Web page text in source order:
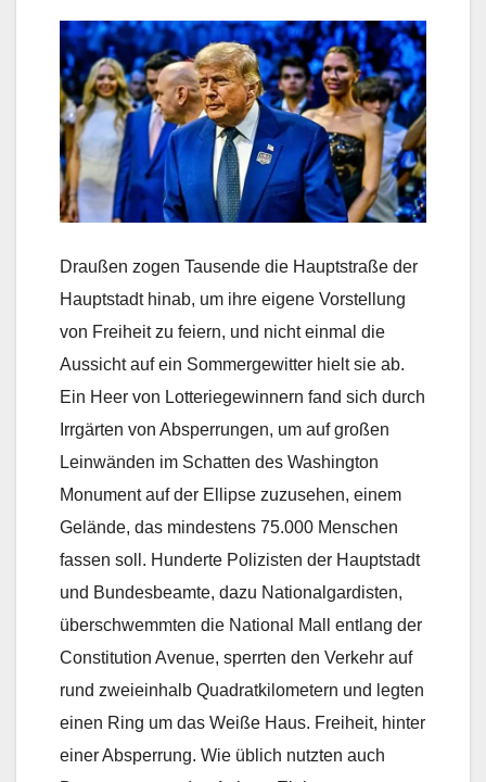
Draußen zogen Tausende die Hauptstraße der
Hauptstadt hinab, um ihre eigene Vorstellung
von Freiheit zu feiern, und nicht einmal die
Aussicht auf ein Sommergewitter hielt sie ab.
Ein Heer von Lotteriegewinnern fand sich durch
Irrgärten von Absperrungen, um auf großen
Leinwänden im Schatten des Washington
Monument auf der Ellipse zuzusehen, einem
Gelände, das mindestens 75.000 Menschen
fassen soll. Hunderte Polizisten der Hauptstadt
und Bundesbeamte, dazu Nationalgardisten,
überschwemmten die National Mall entlang der
Constitution Avenue, sperrten den Verkehr auf
rund zweieinhalb Quadratkilometern und legten
einen Ring um das Weiße Haus. Freiheit, hinter
einer Absperrung. Wie üblich nutzten auch